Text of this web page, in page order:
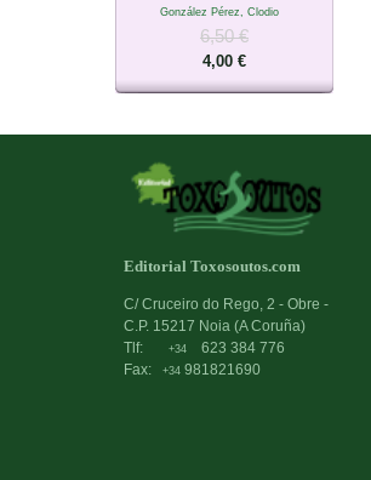
González Pérez, Clodio
6,50 €
4,00 €
Editorial Toxosoutos.com
C/ Cruceiro do Rego, 2 - Obre -
C.P. 15217 Noia (A Coruña)
Tlf:
+34
623 384 776
Fax:
+34 981821690